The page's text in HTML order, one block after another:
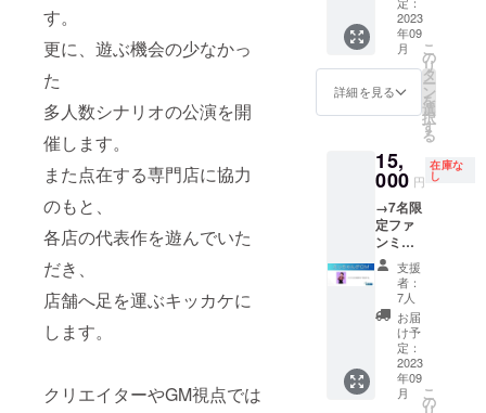
す。
更に、遊ぶ機会の少なかっ
た
多人数シナリオの公演を開
催します。
また点在する専門店に協力
のもと、
各店の代表作を遊んでいた
だき、
店舗へ足を運ぶキッカケに
します。
クリエイターやGM視点では
17時か
ら21時
※アフ
ター
ティの
時間込
に足り
ない場
合のみ
SNS等
で追加
募集い
たしま
付いた
しま
す。 開
催日
時：
2024年
定日時
選択可
アップ
や広報
宣伝の
アドバ
イス等
オンラ
インオ
フライ
ン問わ
ず。 ス
トー
リープ
レイン
グなど
も含
む。 ※
所要時
間の目
安は8時
間程
ちゃん
と一緒
にマダ
ミスプ
レイ！
一緒に
写真撮
食付
き！
えっ
ちゃん
セレク
トの衣
装を着
てエン
ジョ
イ！ 開
催日
時：
2023年
9月24日
(日) 18
2023
年09
月
詳細を見る
こ
の
リ
タ
ー
ン
を
選
択
す
る
15,
000 円
在庫な
し
→7名限
定ファ
ンミー
ティン
グプラ
ンで
す！
Youtub
erえっ
ちゃん
の司会
進行で
支援
者：
7人
お届
け予
定：
2023
年09
月
こ
の